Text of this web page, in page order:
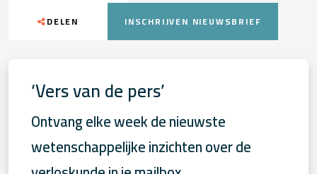
DELEN INSCHRIJVEN NIEUWSBRIEF
‘Vers van de pers’
Ontvang elke week de nieuwste
wetenschappelijke inzichten over de